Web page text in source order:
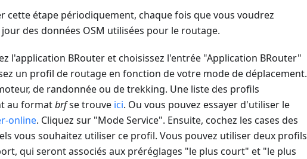
cette étape périodiquement, chaque fois que vous voudrez
des données OSM utilisées pour le routage.
l'application BRouter et choisissez l'entrée "Application BRouter"
un profil de routage en fonction de votre mode de déplacement.
de randonnée ou de trekking. Une liste des profils
au formatbrfse trouve ici. Ou vous pouvez essayer d'utiliser le
online. Cliquez sur "Mode Service". Ensuite, cochez les cases des
vous souhaitez utiliser ce profil. Vous pouvez utiliser deux profils
qui seront associés aux préréglages "le plus court" et "le plus